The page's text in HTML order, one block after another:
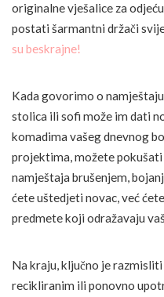
originalne vješalice za
postati šarmantni držači
su beskrajne!
Kada govorimo o
stolica ili sofi može im dati
komadima vašeg dnevnog
projektima, možete
namještaja brušenjem,
ćete uštedjeti novac, već
predmete koji odražavaju
Na kraju, ključno je
recikliranim ili ponovno